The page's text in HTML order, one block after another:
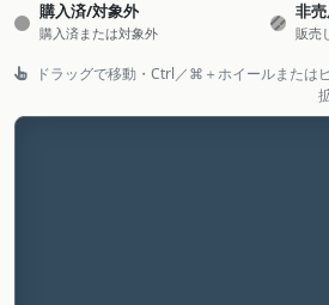
購入済/対象外
購入済または対象外
非
販売
ドラッグで移動・Ctrl／⌘＋ホイールまたは